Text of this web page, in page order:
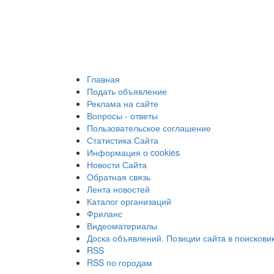
Главная
Подать объявление
Реклама на сайте
Вопросы - ответы
Пользовательское соглашение
Статистика Сайта
Информация о cookies
Новости Сайта
Обратная связь
Лента новостей
Каталог организаций
Фриланс
Видеоматериалы
Доска объявлений. Позиции сайта в
RSS
RSS по городам